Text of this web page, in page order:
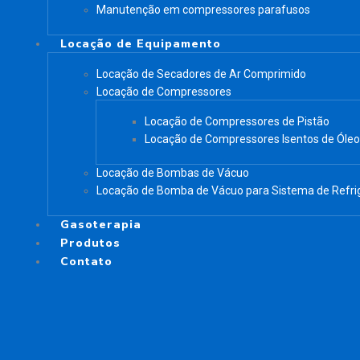
Manutenção em compressores parafusos
Locação de Equipamento
Locação de Secadores de Ar Comprimido
Locação de Compressores
Locação de Compressores de Pistão
Locação de Compressores Isentos de Óleo
Locação de Bombas de Vácuo
Locação de Bomba de Vácuo para Sistema de
Gasoterapia
Produtos
Contato